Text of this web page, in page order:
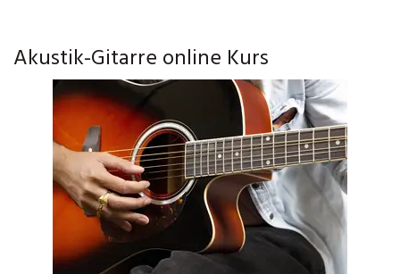
Akustik-Gitarre online Kurs